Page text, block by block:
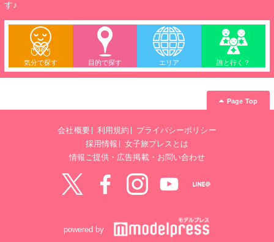
す♪
気分で探す 目的で探す エリア 誰と行く？
Page Top
会社概要 利用規約
プライバシーポリシー
採用情報
女子旅プレスとは
情報ご提供・広告掲載・お問い合わせ
powered by